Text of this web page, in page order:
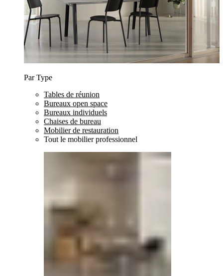
Par Type
Tables de réunion
Bureaux open space
Bureaux individuels
Chaises de bureau
Mobilier de restauration
Tout le mobilier professionnel